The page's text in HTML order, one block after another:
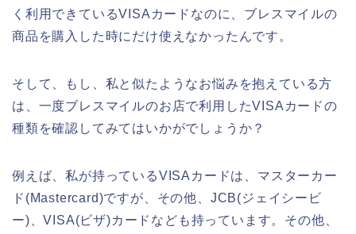
く利用できているVISAカードなのに、ブレスマイルの
商品を購入した時にだけ使えなかったんです。
そして、もし、私と似たようなお悩みを抱えている方
は、一度ブレスマイルのお店で利用したVISAカードの
種類を確認してみてはいかがでしょうか？
例えば、私が持っているVISAカードは、マスターカー
ド(Mastercard)ですが、その他、JCB(ジェイシービ
ー)、VISA(ビザ)カードなども持っています。その他、